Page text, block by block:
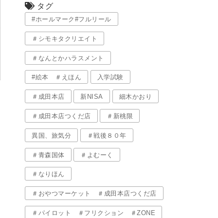
タグ
#ホールマーク#フルリール
＃シモキタクリエイト
＃なんとかハラスメント
#絵本 ＃えほん 入学試験
＃成田本店 新NISA 細木かおり
＃成田本店つくだ店 ＃新桃限
異国、旅気分 ＃戦後８０年
＃青森国体 ＃よむーく
＃なりほん
＃おやつマーケット ＃成田本店つくだ店
＃パイロット ＃フリクション ＃ZONE